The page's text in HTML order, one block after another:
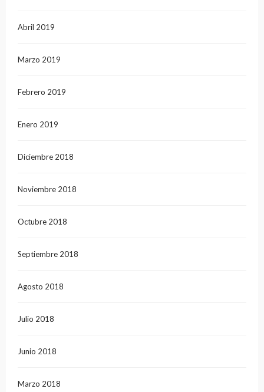
Abril 2019
Marzo 2019
Febrero 2019
Enero 2019
Diciembre 2018
Noviembre 2018
Octubre 2018
Septiembre 2018
Agosto 2018
Julio 2018
Junio 2018
Marzo 2018